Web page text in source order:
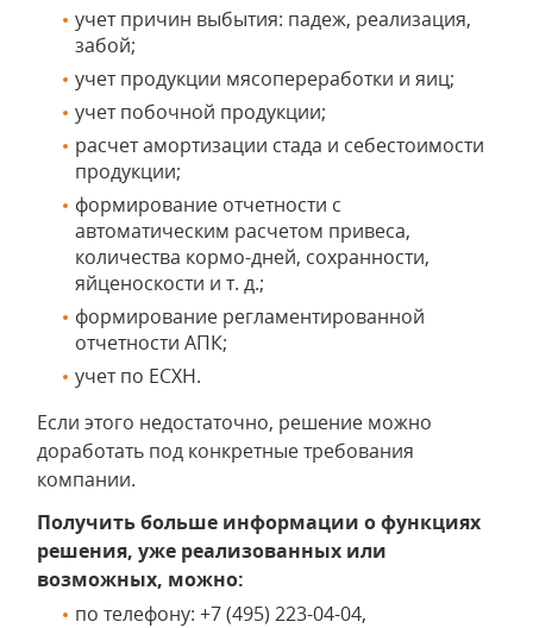
учет причин выбытия: падеж, реализация,
забой;
учет продукции мясопереработки и яиц;
учет побочной продукции;
расчет амортизации стада и себестоимости
продукции;
формирование отчетности с
автоматическим расчетом привеса,
количества кормо-дней, сохранности,
яйценоскости и т. д.;
формирование регламентированной
отчетности АПК;
учет по ЕСХН.
Если этого недостаточно, решение можно
доработать под конкретные требования
компании.
Получить больше информации о функциях
решения, уже реализованных или
возможных, можно:
по телефону: +7 (495) 223-04-04,